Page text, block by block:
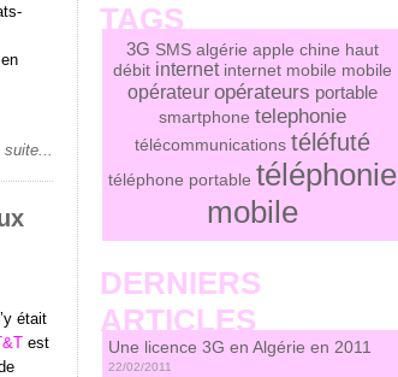
suite...
était
est
TAGS
3G SMS algérie apple chine haut
débit internet internet mobile mobile
opérateur opérateurs portable
smartphone telephonie
télécommunications téléfuté
téléphone portable téléphonie
mobile
DERNIERS
ARTICLES
Une licence 3G en Algérie en 2011
22/02/2011